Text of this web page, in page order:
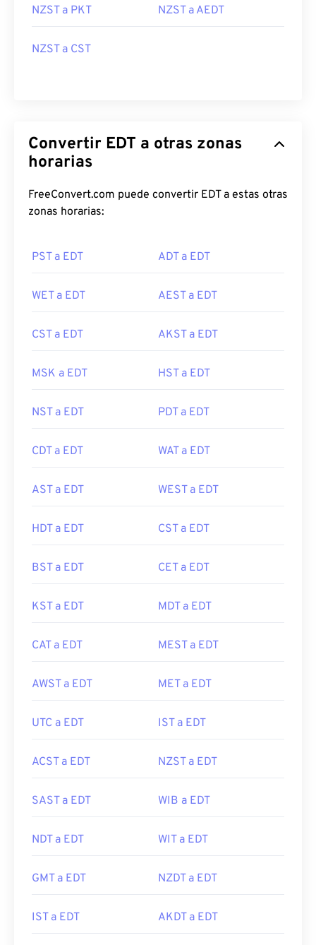
NZST a PKT NZST a AEDT
NZST a CST
Convertir EDT a otras zonas
horarias
FreeConvert.com puede convertir EDT a estas otras
zonas horarias:
PST a EDT ADT a EDT
WET a EDT AEST a EDT
CST a EDT AKST a EDT
MSK a EDT HST a EDT
NST a EDT PDT a EDT
CDT a EDT WAT a EDT
AST a EDT WEST a EDT
HDT a EDT CST a EDT
BST a EDT CET a EDT
KST a EDT MDT a EDT
CAT a EDT MEST a EDT
AWST a EDT MET a EDT
UTC a EDT IST a EDT
ACST a EDT NZST a EDT
SAST a EDT WIB a EDT
NDT a EDT WIT a EDT
GMT a EDT NZDT a EDT
IST a EDT AKDT a EDT